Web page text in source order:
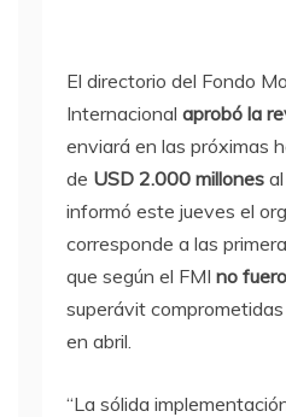
El directorio del Fondo
Internacional aprobó la
enviará en las próximas
de USD 2.000 millones
informó este jueves el
corresponde a las
que según el FMI no
superávit
en abril.
“La sólida